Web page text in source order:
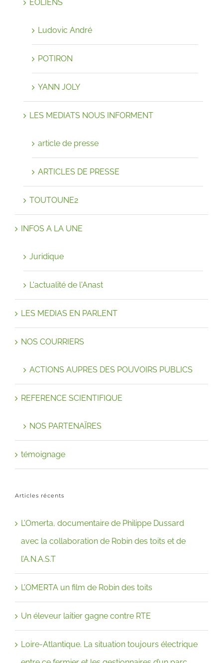
EOLIENS
Ludovic André
POTIRON
YANN JOLY
LES MEDIATS NOUS INFORMENT
article de presse
ARTICLES DE PRESSE
TOUTOUNE2
INFOS A LA UNE
Juridique
L'actualité de l'Anast
LES MEDIAS EN PARLENT
NOS COURRIERS
ACTIONS AUPRES DES POUVOIRS PUBLICS
REFERENCE SCIENTIFIQUE
NOS PARTENAÏRES
témoignage
Articles récents
L’Omerta, documentaire de Philippe Dussard
avec la collaboration de Robin des toits et de
l’A.N.A.S.T
L’OMERTA un film de Robin des toits
Un éleveur laitier gagne contre RTE
Loire-Atlantique. La situation toujours électrique